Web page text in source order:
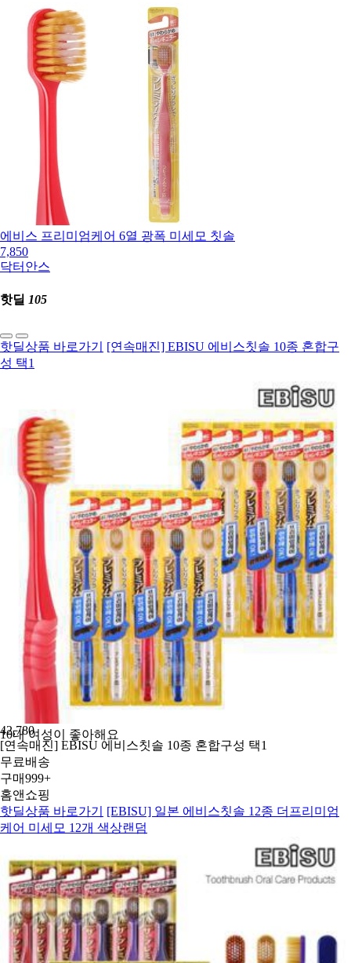
에비스 프리미엄케어 6열 광폭 미세모 칫솔
7,850
닥터안스
핫딜 105
핫딜상품 바로가기
[연속매진] EBISU 에비스칫솔 10종 혼합구
성 택1
10대 여성이 좋아해요
42,780
[연속매진] EBISU 에비스칫솔 10종 혼합구성 택1
무료배송
구매999+
홈앤쇼핑
핫딜상품 바로가기
[EBISU] 일본 에비스칫솔 12종 더프리미엄
케어 미세모 12개 색상랜덤